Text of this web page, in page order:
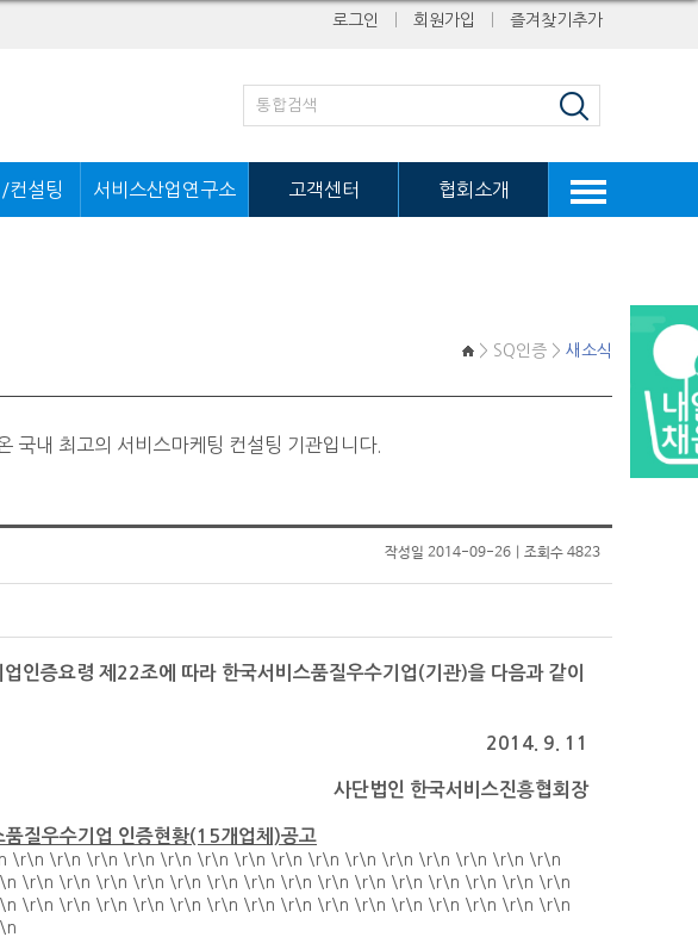
로그인 회원가입 즐겨찾기추가
컨설팅 서비스산업연구소 고객센터 협회소개
> SQ인증 > 새소식
국내 최고의 서비스마케팅 컨설팅 기관입니다.
작성일 2014-09-26 | 조회수 4823
인증요령 제22조에 따라 한국서비스품질우수기업(기관)을 다음과 같이
2014. 9. 11
사단법인 한국서비스진흥협회장
질우수기업 인증현황(15개업체)공고
\r\n \r\n \r\n \r\n \r\n \r\n \r\n \r\n \r\n \r\n \r\n \r\n \r\n \r\n
\r\n \r\n \r\n \r\n \r\n \r\n \r\n \r\n \r\n \r\n \r\n \r\n \r\n \r\n \r\n
\r\n \r\n \r\n \r\n \r\n \r\n \r\n \r\n \r\n \r\n \r\n \r\n \r\n \r\n \r\n